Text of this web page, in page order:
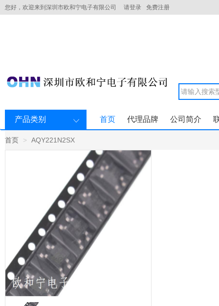
您好，欢迎来到深圳市欧和宁电子有限公司 请登录 免费注册
产品类别 首页 代理品牌 公司简介
首页 AQY221N2SX